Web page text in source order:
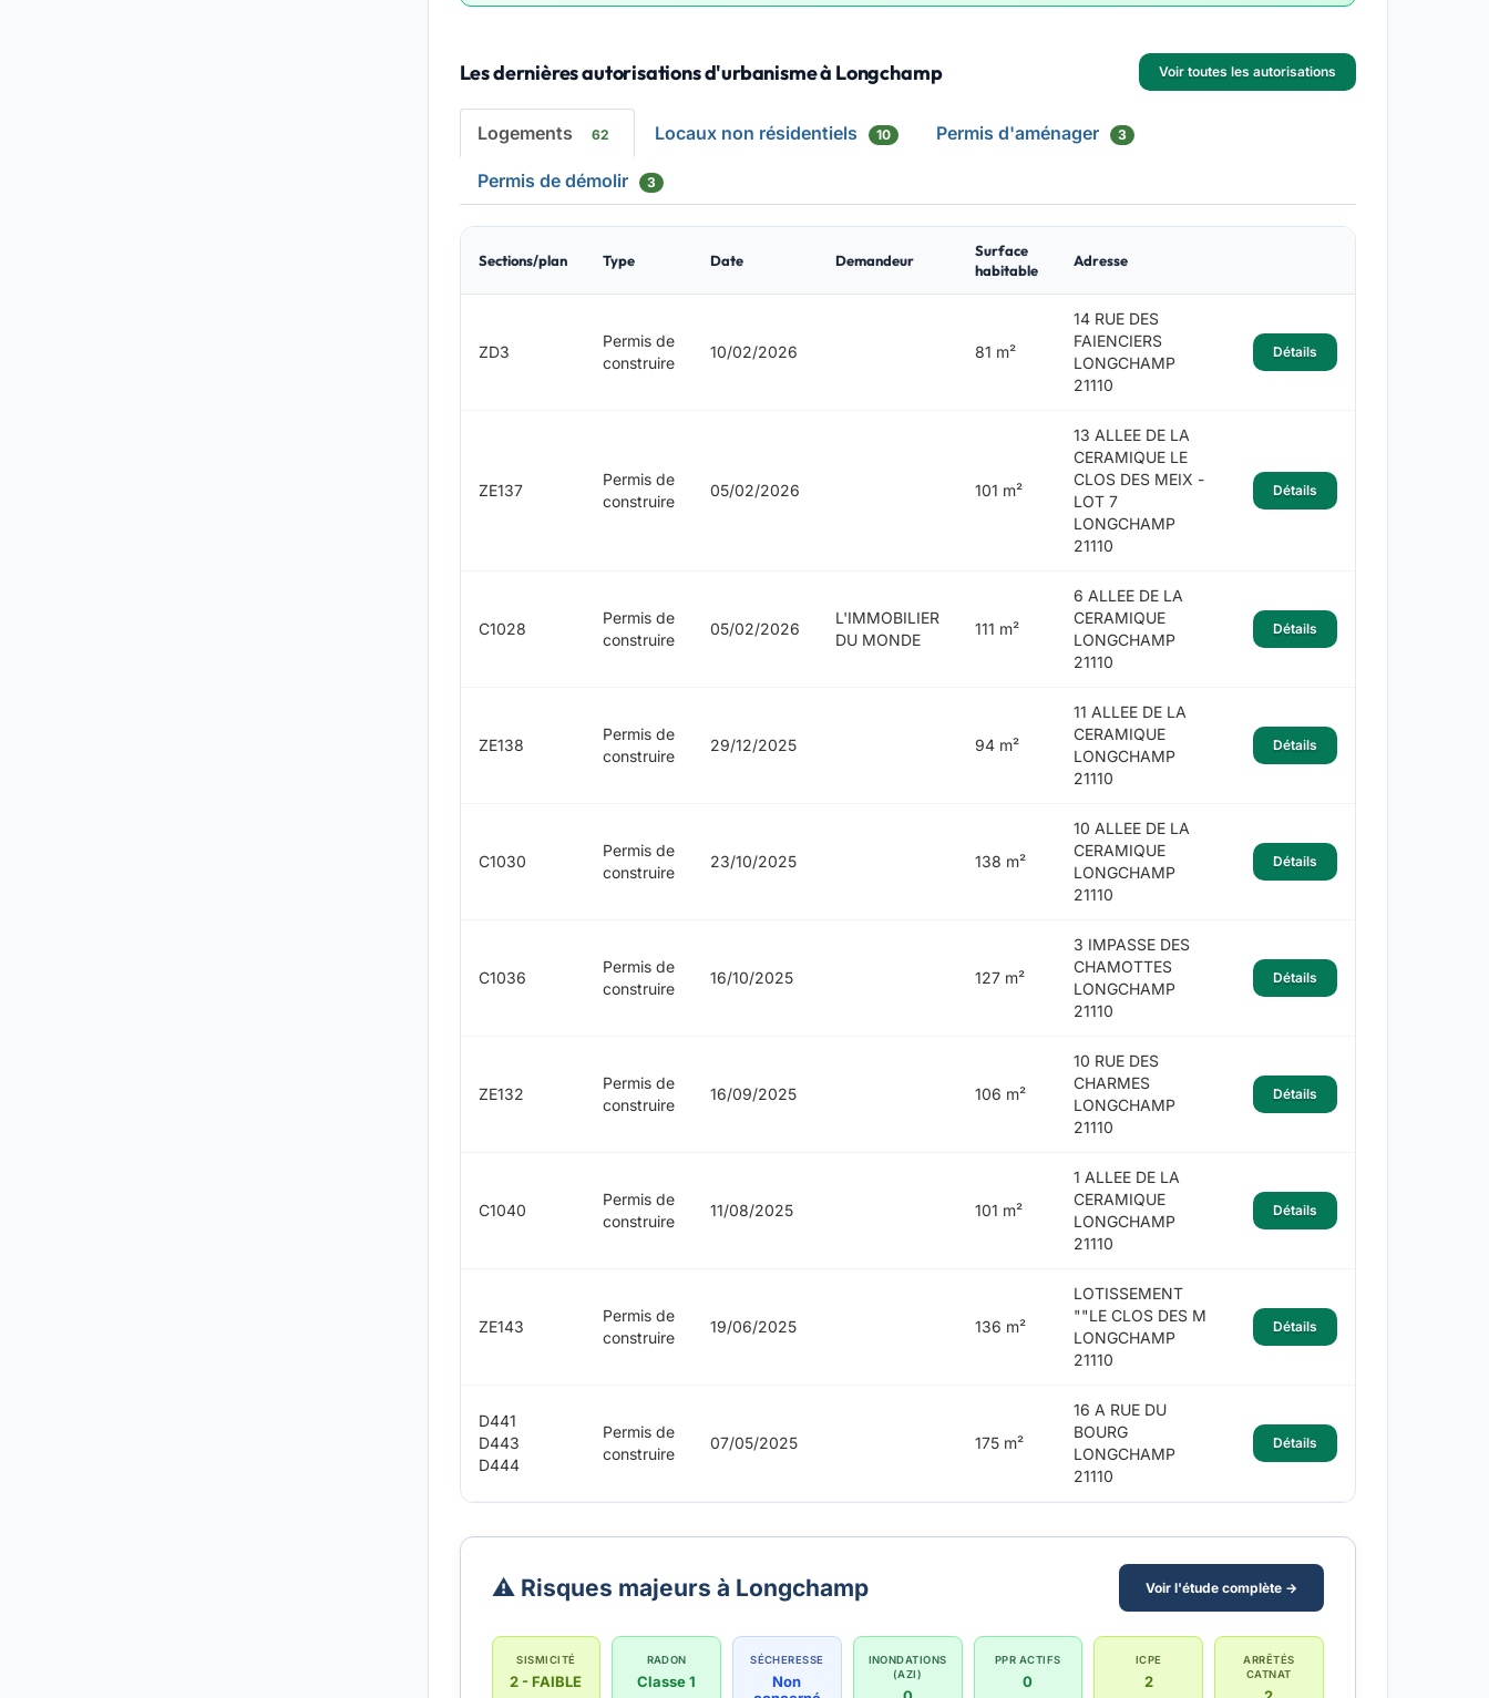
Les dernières autorisations d'urbanisme à Longchamp Voir toutes les autorisations
Logements 62 Locaux non résidentiels 10 Permis d'aménager 3
Permis de démolir 3
Sections/plan Type Date Demandeur
Surface
habitable
Adresse
ZD3
Permis de
construire
10/02/2026 81 m²
14 RUE DES
FAIENCIERS
LONGCHAMP
21110
Détails
ZE137
Permis de
construire
05/02/2026 101 m²
13 ALLEE DE LA
CERAMIQUE LE
CLOS DES MEIX -
LOT 7
LONGCHAMP
21110
Détails
C1028
Permis de
construire
05/02/2026
L'IMMOBILIER
DU MONDE
111 m²
6 ALLEE DE LA
CERAMIQUE
LONGCHAMP
21110
Détails
ZE138
Permis de
construire
29/12/2025 94 m²
11 ALLEE DE LA
CERAMIQUE
LONGCHAMP
21110
Détails
C1030
Permis de
construire
23/10/2025 138 m²
10 ALLEE DE LA
CERAMIQUE
LONGCHAMP
21110
Détails
C1036
Permis de
construire
16/10/2025 127 m²
3 IMPASSE DES
CHAMOTTES
LONGCHAMP
21110
Détails
ZE132
Permis de
construire
16/09/2025 106 m²
10 RUE DES
CHARMES
LONGCHAMP
21110
Détails
C1040
Permis de
construire
11/08/2025 101 m²
1 ALLEE DE LA
CERAMIQUE
LONGCHAMP
21110
Détails
ZE143
Permis de
construire
19/06/2025 136 m²
LOTISSEMENT
""LE CLOS DES M
LONGCHAMP
21110
Détails
D441
D443
D444
Permis de
construire
07/05/2025 175 m²
16 A RUE DU
BOURG
LONGCHAMP
21110
Détails
⚠️ Risques majeurs à Longchamp Voir l'étude complète →
SISMICITÉ
2 - FAIBLE
RADON
Classe 1
SÉCHERESSE
Non
INONDATIONS
(AZI)
PPR ACTIFS
0
ICPE
2
ARRÊTÉS
CATNAT